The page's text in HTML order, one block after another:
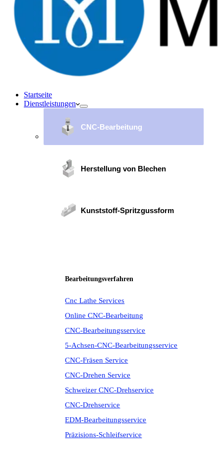
Startseite
Dienstleistungen
CNC-Bearbeitung
Herstellung von Blechen
Kunststoff-Spritzgussform
Bearbeitungsverfahren
Cnc Lathe Services
Online CNC-Bearbeitung
CNC-Bearbeitungsservice
5-Achsen-CNC-Bearbeitungsservice
CNC-Fräsen Service
CNC-Drehen Service
Schweizer CNC-Drehservice
CNC-Drehservice
EDM-Bearbeitungsservice
Präzisions-Schleifservice